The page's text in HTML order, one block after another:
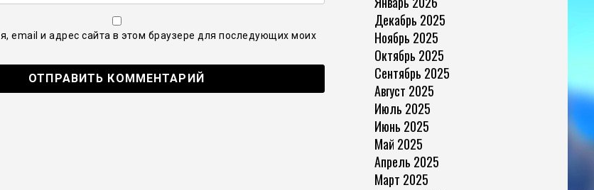
email и адрес сайта в этом браузере для последующих моих
Декабрь 2025
Ноябрь 2025
Октябрь 2025
Сентябрь 2025
Август 2025
Июль 2025
Июнь 2025
Май 2025
Апрель 2025
Март 2025